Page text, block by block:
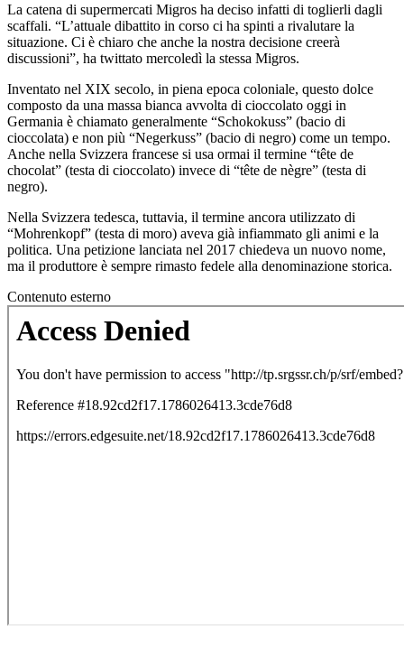
La catena di supermercati Migros ha deciso infatti di toglierli dagli
scaffali. “L’attuale dibattito in corso ci ha spinti a rivalutare la
situazione. Ci è chiaro che anche la nostra decisione creerà
discussioni”, ha twittato mercoledì la stessa Migros.
Inventato nel XIX secolo, in piena epoca coloniale, questo dolce
composto da una massa bianca avvolta di cioccolato oggi in
Germania è chiamato generalmente “Schokokuss” (bacio di
cioccolata) e non più “Negerkuss” (bacio di negro) come un tempo.
Anche nella Svizzera francese si usa ormai il termine “tête de
chocolat” (testa di cioccolato) invece di “tête de nègre” (testa di
negro).
Nella Svizzera tedesca, tuttavia, il termine ancora utilizzato di
“Mohrenkopf” (testa di moro) aveva già infiammato gli animi e la
politica. Una petizione lanciata nel 2017 chiedeva un nuovo nome,
ma il produttore è sempre rimasto fedele alla denominazione storica.
Contenuto esterno